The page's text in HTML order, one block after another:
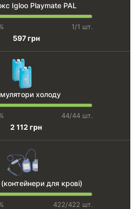
Igloo Playmate PAL
1/1 шт.
597 грн
холоду
44/44 шт.
2 112 грн
для крові)
422/422 шт.